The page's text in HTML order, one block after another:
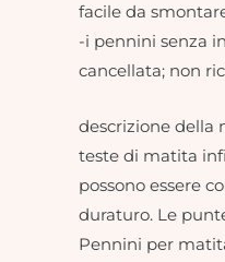
facile da
-i pennini senza
cancellata; non
descrizione della
teste di matita
possono essere
duraturo. Le
Pennini per